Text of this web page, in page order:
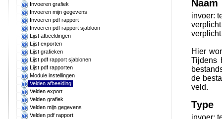
Invoeren grafiek
Invoeren mijn gegevens
Invoeren pdf rapport
Invoeren pdf rapport sjabloon
Lijst afbeeldingen
Lijst exporten
Lijst grafieken
Lijst pdf rapport sjablonen
Lijst pdf rapporten
Module instellingen
Velden afbeelding
Velden export
Velden grafiek
Velden mijn gegevens
Velden pdf rapport
Naam
invoer:
Hier
Tijdens
de
veld.
Type
invoer: